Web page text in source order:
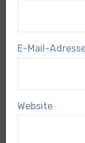
E-Mail-
Website